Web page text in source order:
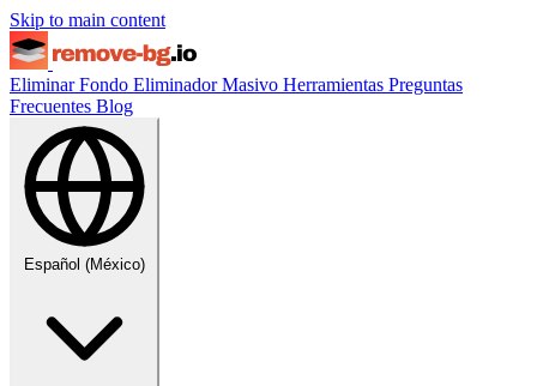
Skip to main content
Eliminar Fondo Eliminador Masivo Herramientas Preguntas
Frecuentes Blog
Español (México)